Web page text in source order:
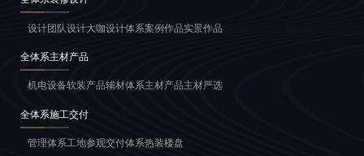
设计团队设计大咖设计体系案例作品实景作品
全体系主材产品
机电设备软装产品辅材体系主材产品主材严选
全体系施工交付
管理体系工地参观交付体系热装楼盘